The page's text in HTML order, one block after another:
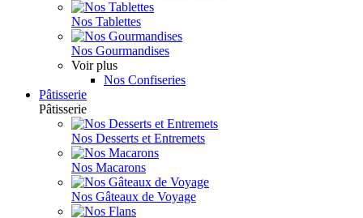
Nos Tablettes
Nos Gourmandises
Voir plus
Nos Confiseries
Pâtisserie
Pâtisserie
Nos Desserts et Entremets
Nos Macarons
Nos Gâteaux de Voyage